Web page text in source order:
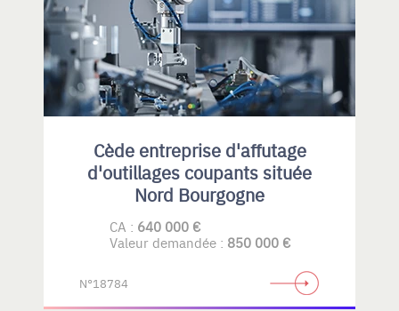
Cède entreprise d'affutage
d'outillages coupants située
Nord Bourgogne
CA : 640 000 €
Valeur demandée : 850 000 €
N°18784